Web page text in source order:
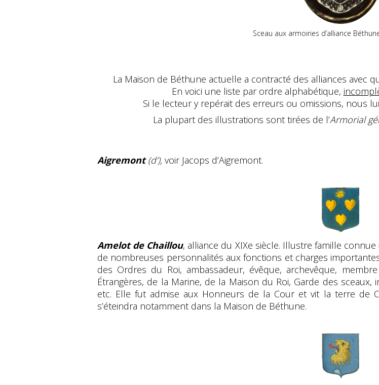
Sceau aux armoiries d’alliance
La Maison de Béthune actuelle a contracté des alliances avec
En voici une liste par ordre alphabétique,
Si le lecteur y repérait des erreurs ou omissions, nous
La plupart des illustrations sont tirées de l’Armorial
Aigremont(d’), voir Jacops d’Aigremont.
Amelot de Chaillou, alliance du XIXe siècle. Illustre famille
de nombreuses personnalités aux fonctions et charges
des Ordres du Roi, ambassadeur, évêque, archevêque,
Étrangères, de la Marine, de la Maison du Roi, Garde des
etc. Elle fut admise aux Honneurs de la Cour et vit la terre de
s’éteindra notamment dans la Maison de Béthune.